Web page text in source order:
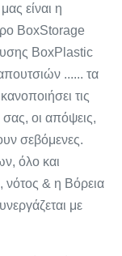
είναι η
BoxStorage
BoxPlastic
...... τα
τις
οι απόψεις,
σεβόμενες.
όλο και
& η Βόρεια
με